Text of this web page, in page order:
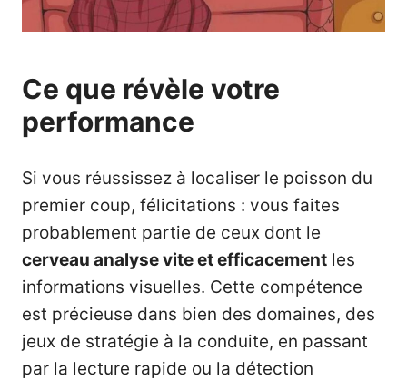
Ce que révèle votre
performance
Si vous réussissez à localiser le poisson du
premier coup, félicitations : vous faites
probablement partie de ceux dont le
cerveau analyse vite et efficacement les
informations visuelles. Cette compétence
est précieuse dans bien des domaines, des
jeux de stratégie à la conduite, en passant
par la lecture rapide ou la détection